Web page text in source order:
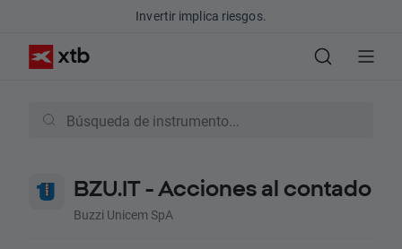
Invertir implica riesgos.
BZU.IT - Acciones al contado
Buzzi Unicem SpA